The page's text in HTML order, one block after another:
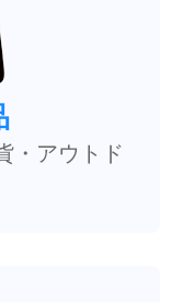
・アウトド